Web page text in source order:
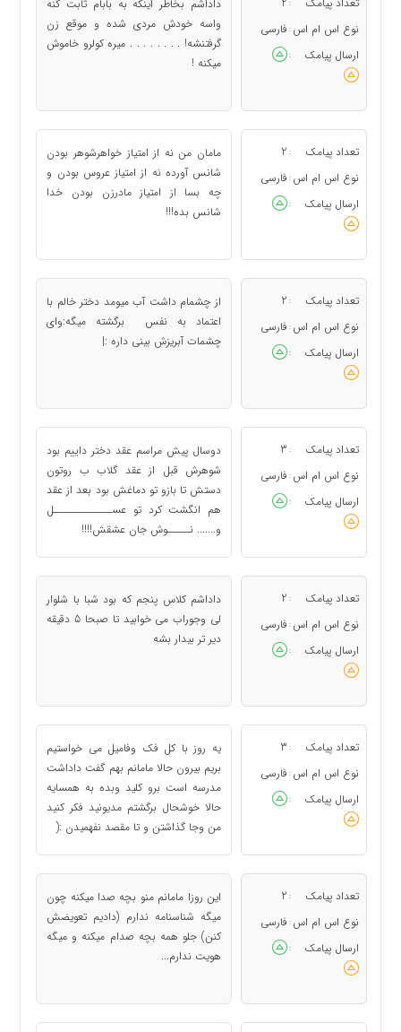
:
نوع اس ام اس : فارسی
ارسال پیامک
:
داداشم بخاطر اینکه به بابام ثابت کنه
واسه خودش مردی شده و موقع زن
گرفتنشه! . . . . . . . . میره کولرو خاموش
میکنه !
تعداد پیامک :
2
نوع اس ام اس : فارسی
ارسال پیامک
:
مامان من نه از امتیاز خواهرشوهر بودن
شانس آورده نه از امتیاز عروس بودن و
چه بسا از امتیاز مادرزن بودن خدا
شانس بده!!!
تعداد پیامک :
2
نوع اس ام اس : فارسی
ارسال پیامک
:
از چشمام داشت آب میومد دختر خالم با
اعتماد به نفس برگشته میگه:وای
چشمات آبریزش بینی داره :|
تعداد پیامک :
3
نوع اس ام اس : فارسی
ارسال پیامک
:
دوسال پیش مراسم عقد دختر داییم بود
شوهرش قبل از عقد گلاب ب روتون
دستش تا بازو تو دماغش بود بعد از عقد
هم انگشت کرد تو عســـــــــــــل
و....... نـــــوش جان عشقش!!!!
تعداد پیامک :
2
نوع اس ام اس : فارسی
ارسال پیامک
:
داداشم کلاس پنجم که بود شبا با شلوار
لی وجوراب می خوابید تا صبحا 5 دقیقه
دیر تر بیدار بشه
تعداد پیامک :
3
نوع اس ام اس : فارسی
ارسال پیامک
:
یه روز با کل فک وفامیل می خواستیم
بریم بیرون حالا مامانم بهم گفت داداشت
مدرسه است برو کلید وبده به همسایه
حالا خوشحال برگشتم مدیونید فکر کنید
من وجا گذاشتن و تا مقصد نفهمیدن :(
تعداد پیامک :
2
نوع اس ام اس : فارسی
ارسال پیامک
:
این روزا مامانم منو بچه صدا میکنه چون
میگه شناسنامه ندارم (دادیم تعویضش
کنن) جلو همه بچه صدام میکنه و میگه
هویت ندارم...